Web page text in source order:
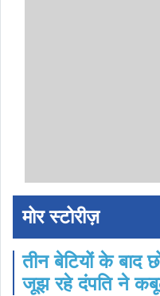
मोर स्टोरीज़
तीन बेटियों के बाद
जूझ रहे दंपति ने